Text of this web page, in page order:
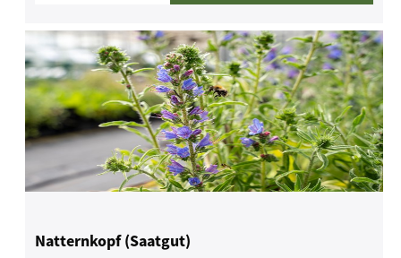
Natternkopf (Saatgut)